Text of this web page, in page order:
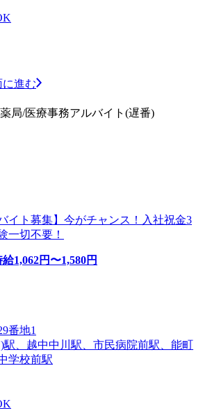
に進む
局/医療事務アルバイト(遅番)
イト募集】今がチャンス！入社祝金3
切不要！
給1,062円〜1,580円
番地1
駅、越中中川駅、市民病院前駅、能町
学校前駅